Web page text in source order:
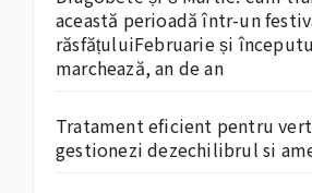
această perioadă într-un
răsfățuluiFebruarie și
marchează, an de an
Tratament eficient pentru
gestionezi dezechilibrul si